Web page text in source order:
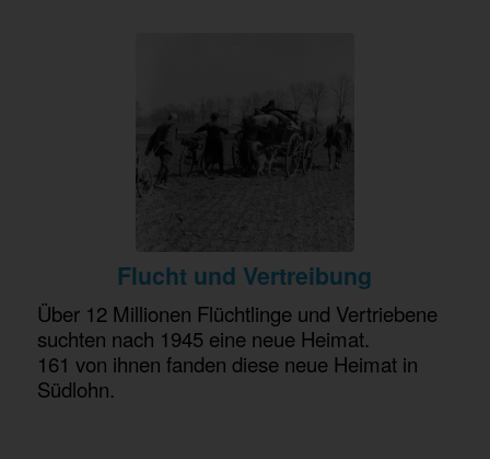
Flucht und Vertreibung
Über 12 Millionen Flüchtlinge und Vertriebene
suchten nach 1945 eine neue Heimat.
161 von ihnen fanden diese neue Heimat in
Südlohn.